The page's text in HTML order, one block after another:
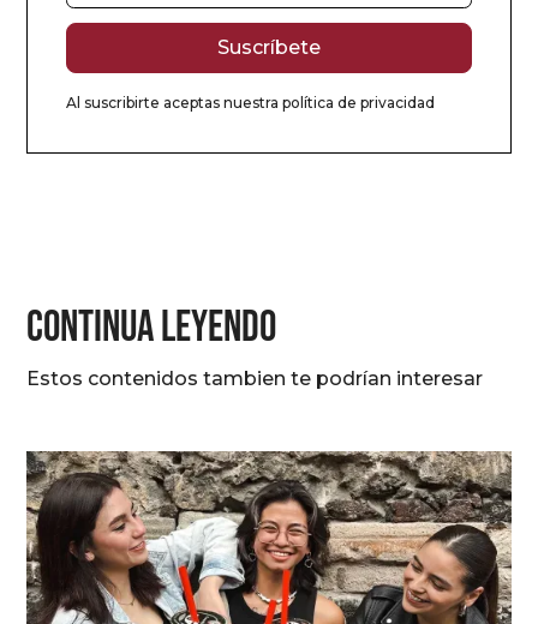
Al suscribirte aceptas nuestrapolítica de privacidad
CONTINUA LEYENDO
Estos contenidos tambien te podrían interesar